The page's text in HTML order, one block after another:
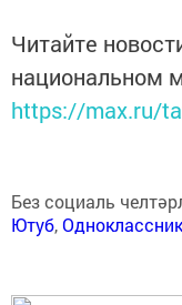
Читайте
национальном
https://max.ru/
Без социаль
Ютуб,